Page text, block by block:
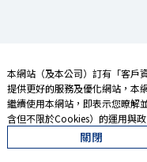
本網站（及本公司）訂有「客戶
提供更好的服務及優化網站，本
繼續使用本網站，即表示您暸解
含但不限於Cookies）的運用與政
關閉